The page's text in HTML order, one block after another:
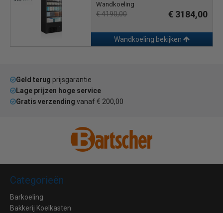
Wandkoeling
€ 4190,00 € 3184,00
Wandkoeling bekijken
Geld terug prijsgarantie
Lage prijzen hoge service
Gratis verzending vanaf € 200,00
Categorieën
Barkoeling
Bakkerij Koelkasten